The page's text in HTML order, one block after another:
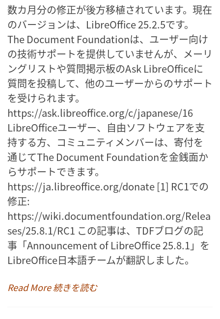
数カ月分の修正が後方移植されています。現在
のバージョンは、LibreOffice 25.2.5です。
The Document Foundationは、ユーザー向け
の技術サポートを提供していませんが、メーリ
ングリストや質問掲示板のAsk LibreOfficeに
質問を投稿して、他のユーザーからのサポート
を受けられます。
https://ask.libreoffice.org/c/japanese/16
LibreOfficeユーザー、自由ソフトウェアを支
持する方、コミュニティメンバーは、寄付を
通じてThe Document Foundationを金銭面か
らサポートできます。
https://ja.libreoffice.org/donate [1] RC1での
修正:
https://wiki.documentfoundation.org/Relea
ses/25.8.1/RC1 この記事は、TDFブログの記
事「Announcement of LibreOffice 25.8.1」を
LibreOffice日本語チームが翻訳しました。
Read More 続きを読む